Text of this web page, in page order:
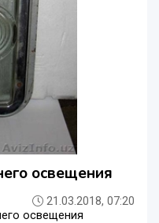
освещения
21.03.2018, 07:20
освещения